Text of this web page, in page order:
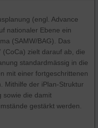
(engl. Advance
nationaler Ebene ein
(SAMW/BAG). Das
(CoCa) zielt darauf ab, die
standardmässig in die
mit einer fortgeschrittenen
Mithilfe der iPlan-Struktur
sowie die damit
gestärkt werden.